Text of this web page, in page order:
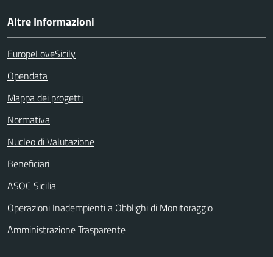
Altre Informazioni
EuropeLoveSicily
Opendata
Mappa dei progetti
Normativa
Nucleo di Valutazione
Beneficiari
ASOC Sicilia
Operazioni Inadempienti a Obblighi di Monitoraggio
Amministrazione Trasparente